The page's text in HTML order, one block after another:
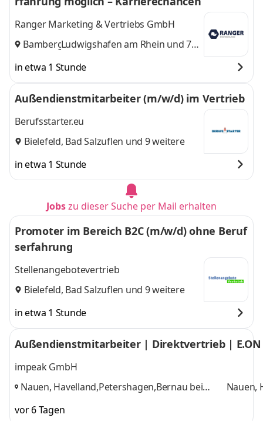
Ranger Marketing & Vertriebs GmbH
Bamberg,
Ludwigshafen am Rhein und 7
in etwa 1 Stunde
Außendienstmitarbeiter (m/w/d) im Vertrieb
Berufsstarter.eu
Bielefeld, Bad Salzuflen und 9 weitere
in etwa 1 Stunde
Jobszu dieser Suche per Mail erhalten
Promoter im Bereich B2C (m/w/d) ohne Beruf
serfahrung
Stellenangebotevertrieb
Bielefeld, Bad Salzuflen und 9 weitere
in etwa 1 Stunde
Außendienstmitarbeiter | Direktvertrieb |
impeak GmbH
Nauen, Havelland,Petershagen,Bernau bei
Nauen,
vor 6 Tagen